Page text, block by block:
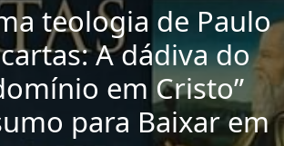
teologia de Paulo
A dádiva do
em Cristo”
para Baixar em